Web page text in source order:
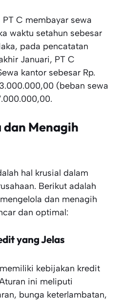
PT C membayar sewa
waktu setahun sebesar
pada pencatatan
Januari, PT C
kantor sebesar Rp.
(beban sewa
Menagih
hal krusial dalam
Berikut adalah
dan menagih
dan optimal:
yang Jelas
kebijakan kredit
ini meliputi
bunga keterlambatan,